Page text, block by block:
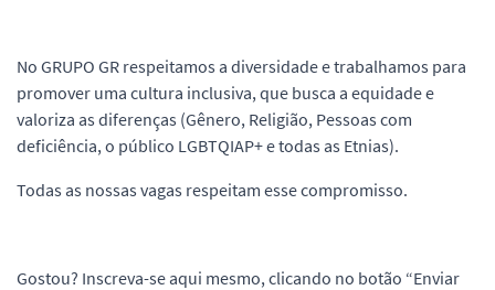
No GRUPO GR respeitamos a diversidade e trabalhamos para
promover uma cultura inclusiva, que busca a equidade e
valoriza as diferenças (Gênero, Religião, Pessoas com
deficiência, o público LGBTQIAP+ e todas as Etnias).
Todas as nossas vagas respeitam esse compromisso.
Gostou? Inscreva-se aqui mesmo, clicando no botão “Enviar